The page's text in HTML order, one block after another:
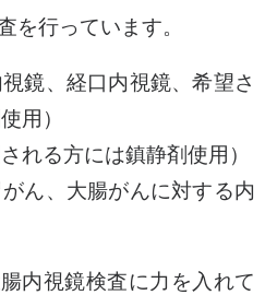
を行っています。
鏡、経口内視鏡、希望さ
用）
れる方には鎮静剤使用）
ん、大腸がんに対する内
内視鏡検査に力を入れて